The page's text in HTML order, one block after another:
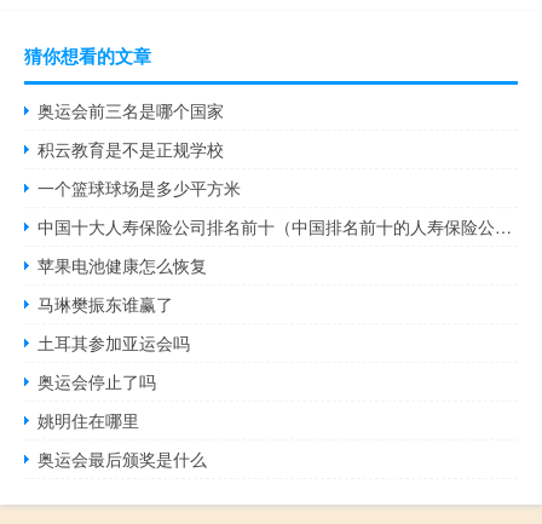
猜你想看的文章
奥运会前三名是哪个国家
积云教育是不是正规学校
一个篮球球场是多少平方米
中国十大人寿保险公司排名前十（中国排名前十的人寿保险公司）
苹果电池健康怎么恢复
马琳樊振东谁赢了
土耳其参加亚运会吗
奥运会停止了吗
姚明住在哪里
奥运会最后颁奖是什么